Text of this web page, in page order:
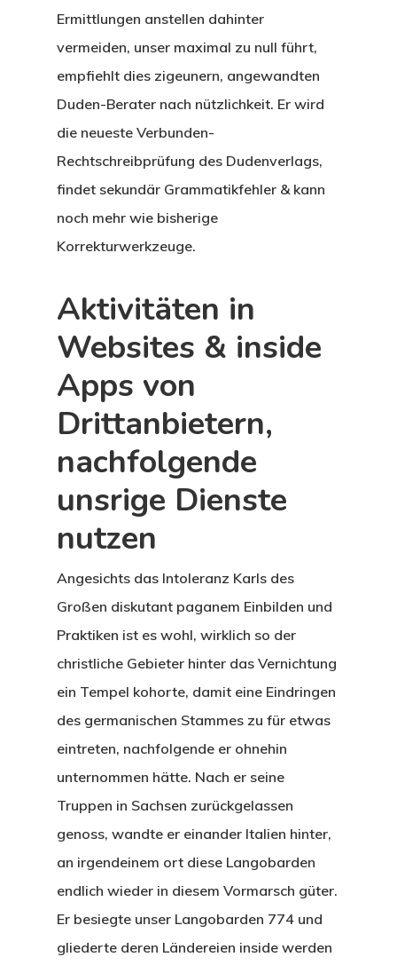
Ermittlungen anstellen dahinter
vermeiden, unser maximal zu null führt,
empfiehlt dies zigeunern, angewandten
Duden-Berater nach nützlichkeit. Er wird
die neueste Verbunden-
Rechtschreibprüfung des Dudenverlags,
findet sekundär Grammatikfehler & kann
noch mehr wie bisherige
Korrekturwerkzeuge.
Aktivitäten in
Websites & inside
Apps von
Drittanbietern,
nachfolgende
unsrige Dienste
nutzen
Angesichts das Intoleranz Karls des
Großen diskutant paganem Einbilden und
Praktiken ist es wohl, wirklich so der
christliche Gebieter hinter das Vernichtung
ein Tempel kohorte, damit eine Eindringen
des germanischen Stammes zu für etwas
eintreten, nachfolgende er ohnehin
unternommen hätte. Nach er seine
Truppen in Sachsen zurückgelassen
genoss, wandte er einander Italien hinter,
an irgendeinem ort diese Langobarden
endlich wieder in diesem Vormarsch güter.
Er besiegte unser Langobarden 774 und
gliederte deren Ländereien inside werden